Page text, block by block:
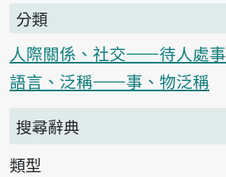
分類
人際關係、社交——待人處事
語言、泛稱——事、物泛稱
搜尋辭典
類型